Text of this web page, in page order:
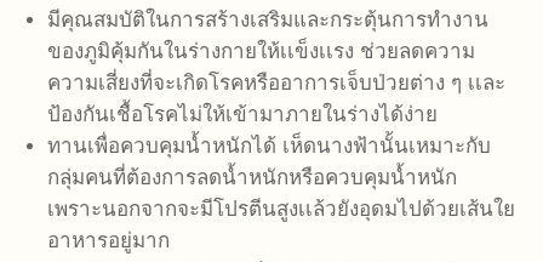
มีคุณสมบัติในการสร้างเสริมและกระตุ้นการทำงาน
ของภูมิคุ้มกันในร่างกายให้เเข็งเเรง ช่วยลดความ
ความเสี่ยงที่จะเกิดโรคหรืออาการเจ็บป่วยต่าง ๆ เเละ
ป้องกันเชื้อโรคไม่ให้เข้ามาภายในร่างได้ง่าย
ทานเพื่อควบคุมน้ำหนักได้ เห็ดนางฟ้านั้นเหมาะกับ
กลุ่มคนที่ต้องการลดน้ำหนักหรือควบคุมน้ำหนัก
เพราะนอกจากจะมีโปรตีนสูงเเล้วยังอุดมไปด้วยเส้นใย
อาหารอยู่มาก